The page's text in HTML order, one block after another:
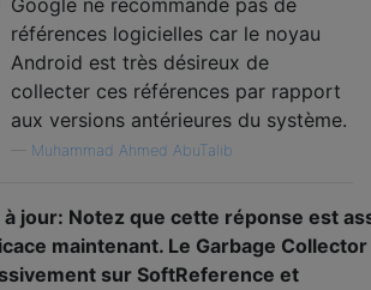
Google ne recommande pas de
références logicielles car le noyau
Android est très désireux de
collecter ces références par rapport
aux versions antérieures du système.
Muhammad Ahmed AbuTalib
à jour: Notez que cette réponse est
maintenant. Le Garbage
sur SoftReference et